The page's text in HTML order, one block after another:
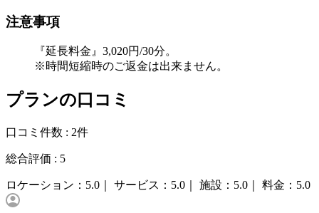
注意事項
『延長料金』3,020円/30分。
※時間短縮時のご返金は出来ません。
プランの口コミ
口コミ件数 : 2件
総合評価 : 5
ロケーション： 5.0｜ サービス： 5.0｜ 施設： 5.0｜ 料金： 5.0